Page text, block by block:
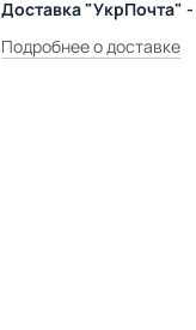
Доставка "УкрПочта" -
Подробнее о доставке